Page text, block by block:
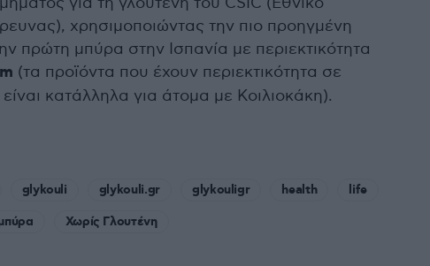
χρησιμοποιώντας την πιο προηγμένη
πρώτη μπύρα στην Ισπανία με περιεκτικότητα
(τα προϊόντα που έχουν περιεκτικότητα σε
κατάλληλα για άτομα με Κοιλιοκάκη).
glykouli glykouli.gr glykouligr health
life
Χωρίς Γλουτένη